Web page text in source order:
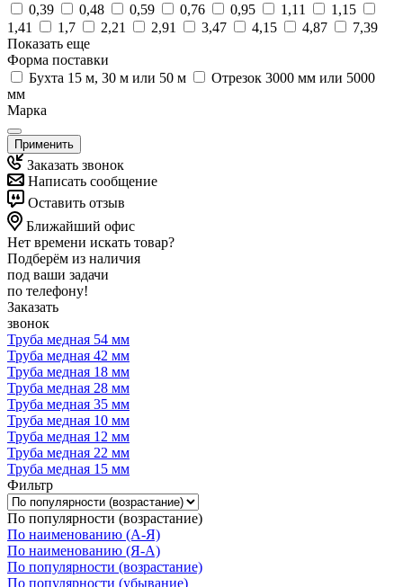
0,39
0,48 0,59 0,76 0,95 1,11
1,15
1,41
1,7 2,21 2,91 3,47 4,15 4,87
7,39
Показать еще
Форма поставки
Бухта 15 м, 30 м или 50 м
Отрезок 3000 мм или 5000
мм
Марка
Применить
Заказать звонок
Написать сообщение
Оставить отзыв
Ближайший офис
Нет времени искать товар?
Подберём из наличия
под ваши задачи
по телефону!
Заказать
звонок
Труба медная 54 мм
Труба медная 42 мм
Труба медная 18 мм
Труба медная 28 мм
Труба медная 35 мм
Труба медная 10 мм
Труба медная 12 мм
Труба медная 22 мм
Труба медная 15 мм
Фильтр
По популярности (возрастание)
По наименованию (А-Я)
По наименованию (Я-А)
По популярности (возрастание)
По популярности (убывание)